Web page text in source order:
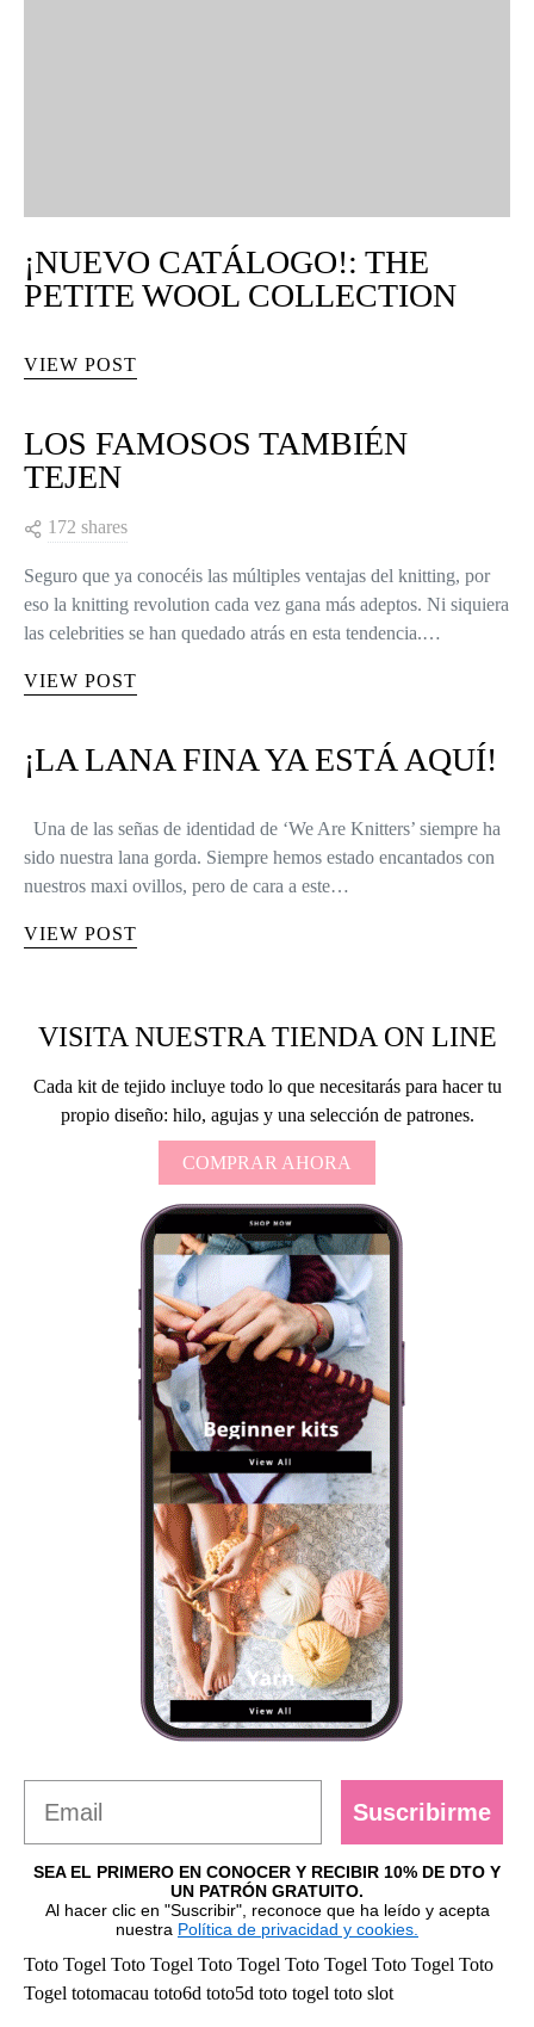
¡NUEVO CATÁLOGO!: THE
PETITE WOOL COLLECTION
VIEW POST
LOS FAMOSOS TAMBIÉN
TEJEN
172 shares
Seguro que ya conocéis las múltiples ventajas del knitting, por
eso la knitting revolution cada vez gana más adeptos. Ni siquiera
las celebrities se han quedado atrás en esta tendencia.…
VIEW POST
¡LA LANA FINA YA ESTÁ AQUÍ!
Una de las señas de identidad de ‘We Are Knitters’ siempre ha
sido nuestra lana gorda. Siempre hemos estado encantados con
nuestros maxi ovillos, pero de cara a este…
VIEW POST
VISITA NUESTRA TIENDA ON LINE
Cada kit de tejido incluye todo lo que necesitarás para hacer tu
propio diseño: hilo, agujas y una selección de patrones.
COMPRAR AHORA
Suscribirme
SEA EL PRIMERO EN CONOCER Y RECIBIR 10% DE DTO Y
UN PATRÓN GRATUITO.
Al hacer clic en "Suscribir", reconoce que ha leído y acepta
nuestra Política de privacidad y cookies.
Toto Togel Toto Togel Toto Togel Toto Togel Toto Togel Toto
Togel totomacau toto6d toto5d toto togel toto slot